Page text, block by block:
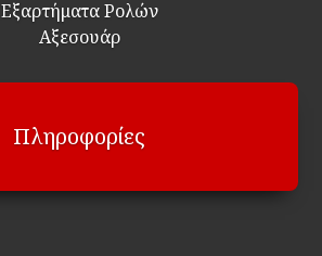
Εξαρτήματα Ρολών
Αξεσουάρ
Πληροφορίες